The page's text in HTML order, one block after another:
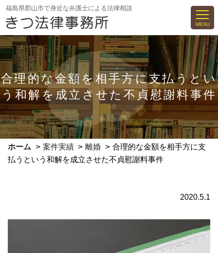
コ
ン
へ
ス
キ
プ
福島県郡山市で身近な弁護士による法律相談
MENU
合理的な金額を相手方に支払うとい
う和解を成立させた不貞慰謝料事件
ホーム > 案件実績 > 離婚 > 合理的な金額を相手方に支
払うという和解を成立させた不貞慰謝料事件
2020.5.1